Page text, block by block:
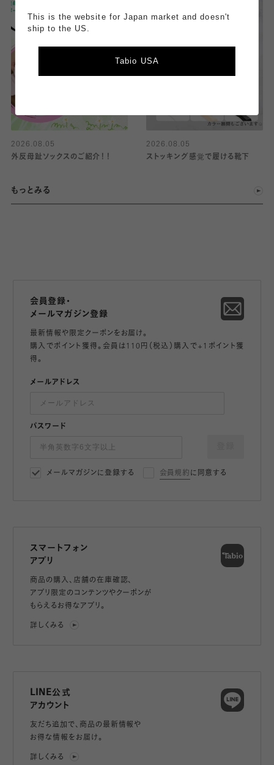
2026.08.05
外反母趾ソックスのご紹介！！
2026.08.05
ストッキング感覚で履ける靴下
もっとみる
会員登録・
メールマガジン登録
最新情報や限定クーポンをお届け。
購入でポイント獲得。会員は110円（税込）購入で+1ポイント獲
得。
メールアドレス
パスワード
メールマガジンに登録する 会員規約 に同意する
スマートフォン
アプリ
商品の購入、店舗の在庫確認、
アプリ限定のコンテンツやクーポンが
もらえるお得なアプリ。
詳しくみる
LINE公式
アカウント
友だち追加で、 商品の最新情報や
お得な情報をお届け。
詳しくみる
This is the website for Japan market and doesn't
ship to the US.
Tabio USA